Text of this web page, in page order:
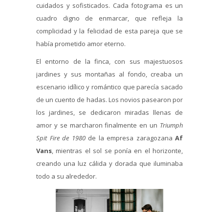
cuidados y sofisticados. Cada fotograma es un
cuadro digno de enmarcar, que refleja la
complicidad y la felicidad de esta pareja que se
había prometido amor eterno.
El entorno de la finca, con sus majestuosos
jardines y sus montañas al fondo, creaba un
escenario idílico y romántico que parecía sacado
de un cuento de hadas. Los novios pasearon por
los jardines, se dedicaron miradas llenas de
amor y se marcharon finalmente en un Triumph
Spit Fire de 1980de la empresa zaragozana Af
Vans, mientras el sol se ponía en el horizonte,
creando una luz cálida y dorada que iluminaba
todo a su alrededor.